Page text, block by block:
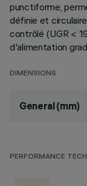
punctiforme,
définie et
contrôlé (UGR <
d'alimentation
DIMENSIONS
General (mm)
PERFORMANCE